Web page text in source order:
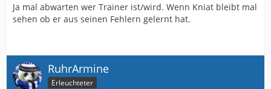
Ja mal abwarten wer Trainer ist/wird. Wenn Kniat bleibt mal
sehen ob er aus seinen Fehlern gelernt hat.
RuhrArmine
Erleuchteter